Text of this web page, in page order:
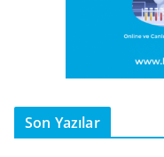
Son Yazılar